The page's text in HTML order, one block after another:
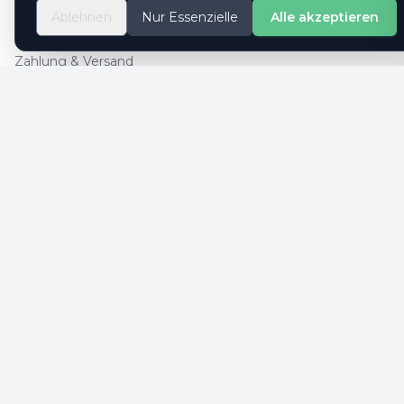
So geht es
Kontaktformular
Zahlung & Versand
Ablehnen Nur Essenzielle Alle akzeptieren